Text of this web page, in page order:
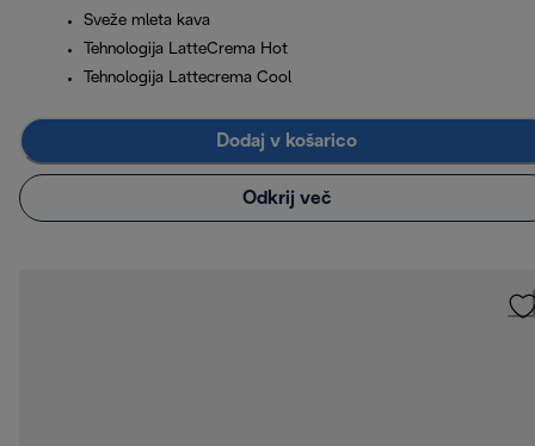
Sveže mleta kava
Tehnologija LatteCrema Hot
Tehnologija Lattecrema Cool
Dodaj v košarico
Odkrij več